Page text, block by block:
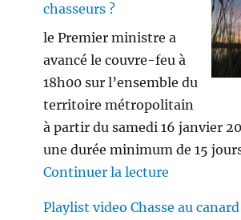
chasseurs ?
le Premier ministre a
avancé le couvre-feu à
18h00 sur l’ensemble du
territoire métropolitain
à partir du samedi 16 janvier
une durée minimum de 15
Continuer la lecture
Playlist video Chasse au canard